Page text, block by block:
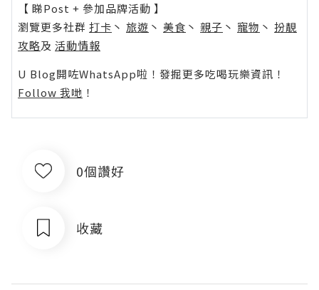
【 睇Post + 參加品牌活動 】
瀏覽更多社群 打卡 丶 旅遊 丶 美食 丶 親子 丶 寵物 丶 扮靚
攻略及 活動情報
U Blog開咗WhatsApp啦！發掘更多吃喝玩樂資訊！
Follow 我哋 ！
0個讚好
收藏